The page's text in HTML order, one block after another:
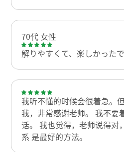
70代 女性
解りやすくて、楽しかったで
我听不懂的时候会很着急。
我，非常感谢老师。 我不要
话。 我也觉得，老师说得对
系 是最好的方法。